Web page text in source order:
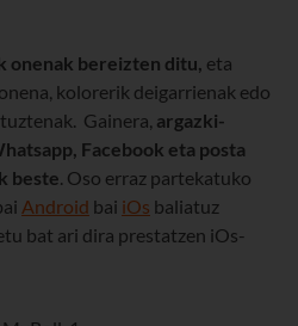
onenak bereizten ditu, eta
kolorerik deigarrienak edo
Gainera, argazki-
Facebook eta posta
beste. Oso erraz partekatuko
Android bai iOs baliatuz
bat ari dira prestatzen iOs-